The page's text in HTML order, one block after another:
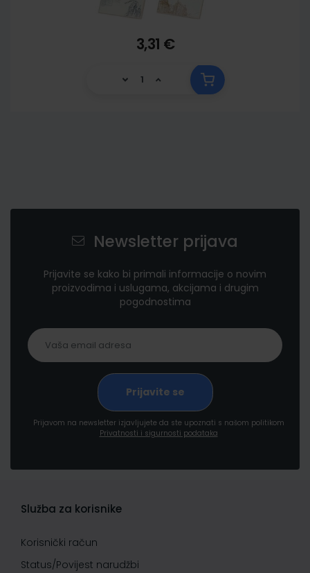
3,31 €
Newsletter prijava
Prijavite se kako bi primali informacije o novim
proizvodima i uslugama, akcijama i drugim
pogodnostima
Prijavom na newsletter izjavljujete da ste upoznati s našom politikom
Privatnosti i sigurnosti podataka
Služba za korisnike
Korisnički račun
Status/Povijest narudžbi